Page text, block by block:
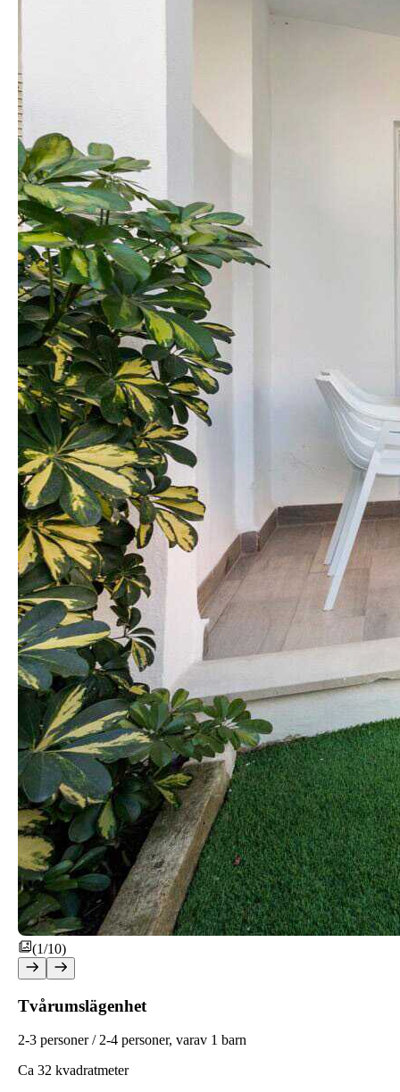
(1/10)
Tvårumslägenhet
2-3 personer / 2-4 personer, varav 1 barn
Ca 32 kvadratmeter